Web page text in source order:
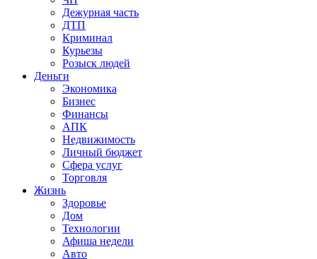
Дежурная часть
ДТП
Криминал
Курьезы
Розыск людей
Деньги
Экономика
Бизнес
Финансы
АПК
Недвижимость
Личный бюджет
Сфера услуг
Торговля
Жизнь
Здоровье
Дом
Технологии
Афиша недели
Авто